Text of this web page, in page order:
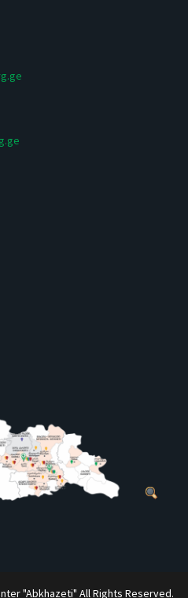
"Abkhazeti" All Rights Reserved.